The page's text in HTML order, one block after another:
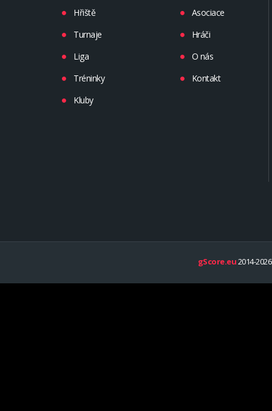
Hřiště
Turnaje
Liga
Tréninky
Kluby
Asociace
Hráči
O nás
Kontakt
gScore.eu2014-